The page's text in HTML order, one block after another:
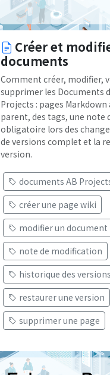
Créer et
documents
Comment créer, modifier,
supprimer les Documents
Projects : pages Markdown
parent, des tags, une note
obligatoire lors des
de versions complet et la
version.
documents AB
créer une page wiki
modifier un document
note de modification
historique des versions
restaurer une version
supprimer une page